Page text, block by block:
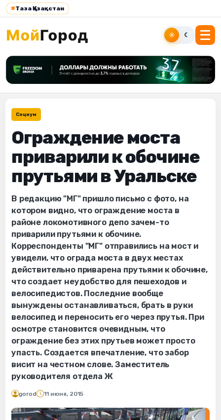
#Таза Қазақстан
☀ ☾
Социум
Ограждение моста
приварили к обочине
прутьями в Уральске
В редакцию "МГ" пришло письмо с фото, на
котором видно, что ограждение моста в
районе локомотивного депо зачем-то
приварили прутьями к обочине.
Корреспонденты "МГ" отправились на мост и
увидели, что ограда моста в двух местах
действительно приварена прутьями к обочине,
что создает неудобство для пешеходов и
велосипедистов. Последние вообще
вынуждены останавливаться, брать в руки
велосипед и переносить его через прутья. При
осмотре становится очевидным, что
ограждение без этих прутьев может просто
упасть. Создается впечатление, что забор
висит на честном слове. Заместитель
руководителя отдела Ж
gorod 11 июня, 2015